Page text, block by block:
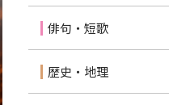
俳句・短歌
歴史・地理